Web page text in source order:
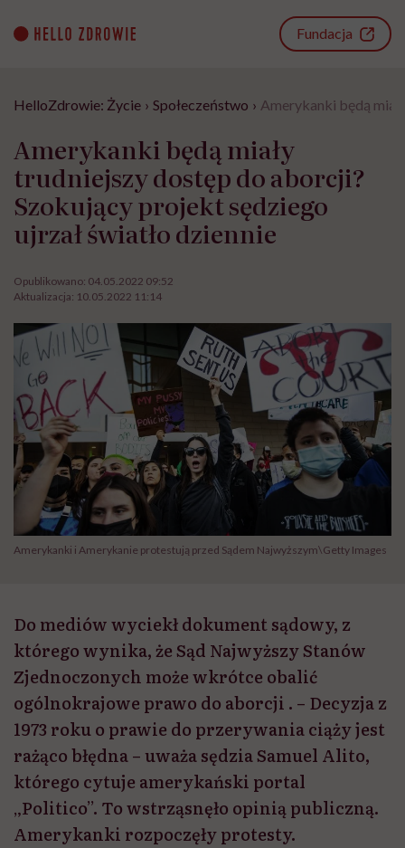
content
Fundacja
HelloZdrowie: Życie › Społeczeństwo › Amerykanki będą
Amerykanki będą miały
trudniejszy dostęp do aborcji?
Szokujący projekt sędziego
ujrzał światło dziennie
Opublikowano: 04.05.2022 09:52
Aktualizacja: 10.05.2022 11:14
Amerykanki i Amerykanie protestują przed Sądem Najwyższym\Getty Images
Do mediów wyciekł dokument sądowy, z
którego wynika, że Sąd Najwyższy Stanów
Zjednoczonych może wkrótce obalić
ogólnokrajowe prawo do aborcji . – Decyzja z
1973 roku o prawie do przerywania ciąży jest
rażąco błędna – uważa sędzia Samuel Alito,
którego cytuje amerykański portal
„Politico”. To wstrząsnęło opinią publiczną.
Amerykanki rozpoczęły protesty.